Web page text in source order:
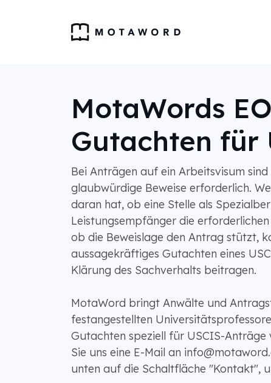
MotaWords
Gutachten für
Bei Anträgen auf ein Arbeitsvisum
glaubwürdige Beweise erforderlich.
daran hat, ob eine Stelle als
Leistungsempfänger die
ob die Beweislage den Antrag stützt,
aussagekräftiges Gutachten eines
Klärung des Sachverhalts beitragen.
MotaWord bringt Anwälte und
festangestellten
Gutachten speziell für USCIS-Anträge
Sie uns eine E-Mail an
unten auf die Schaltfläche "Kontakt",